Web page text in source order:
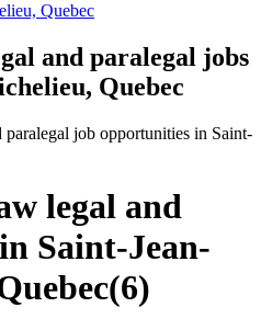
Quebec
and paralegal jobs
Quebec
job opportunities in Saint-
legal and
Saint-Jean-
(6)